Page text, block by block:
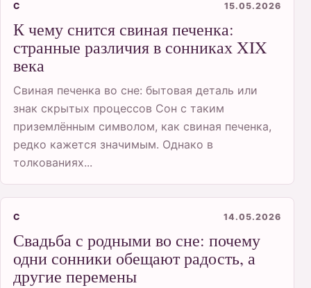
С 15.05.2026
К чему снится свиная печенка:
странные различия в сонниках XIX
века
Свиная печенка во сне: бытовая деталь или
знак скрытых процессов Сон с таким
приземлённым символом, как свиная печенка,
редко кажется значимым. Однако в
толкованиях...
С 14.05.2026
Свадьба с родными во сне: почему
одни сонники обещают радость, а
другие перемены